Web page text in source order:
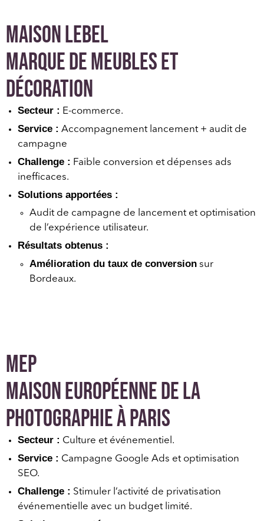
Maison Lebel
Marque de meubles et
décoration
Secteur : E-commerce.
Service : Accompagnement lancement + audit de
campagne
Challenge : Faible conversion et dépenses ads
inefficaces.
Solutions apportées :
Audit de campagne de lancement et optimisation
de l’expérience utilisateur.
Résultats obtenus :
Amélioration du taux de conversion sur
Bordeaux.
MEP
Maison Européenne de la
photographie à paris
Secteur : Culture et événementiel.
Service : Campagne Google Ads et optimisation
SEO.
Challenge : Stimuler l’activité de privatisation
événementielle avec un budget limité.